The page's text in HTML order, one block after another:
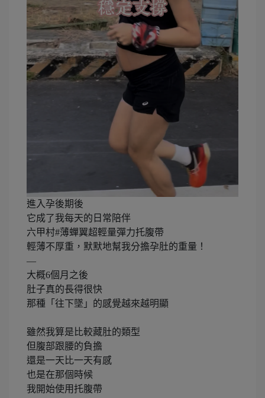
進入孕後期後
它成了我每天的日常陪伴
六甲村#薄蟬翼超輕量彈力托腹帶
輕薄不厚重，默默地幫我分擔孕肚的重量！
—
大概6個月之後
肚子真的長得很快
那種「往下墜」的感覺越來越明顯
雖然我算是比較藏肚的類型
但腹部跟腰的負擔
還是一天比一天有感
也是在那個時候
我開始使用托腹帶